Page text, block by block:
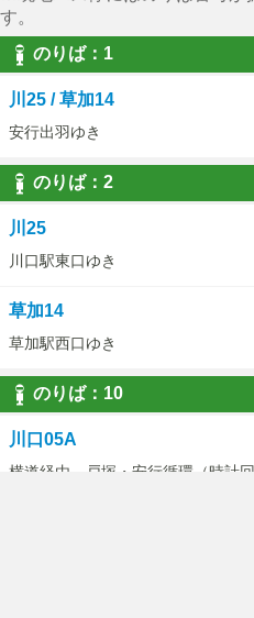
す。
のりば：1
川25 / 草加14
安行出羽ゆき
のりば：2
川25
川口駅東口ゆき
草加14
草加駅西口ゆき
のりば：10
川口05A
横道経由 戸塚・安行循環（時計